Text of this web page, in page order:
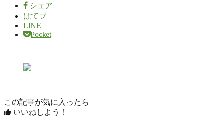
シェア
はてブ
LINE
Pocket
この記事が気に入ったら
いいねしよう！